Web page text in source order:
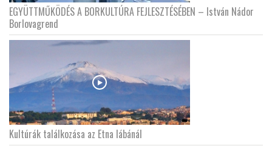
EGYÜTTMŰKÖDÉS A BORKULTÚRA FEJLESZTÉSÉBEN – István Nádor
Borlovagrend
Kultúrák találkozása az Etna lábánál